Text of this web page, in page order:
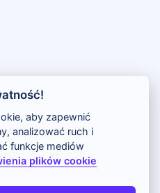
aby zapewnić
analizować ruch i
funkcje mediów
plików cookie